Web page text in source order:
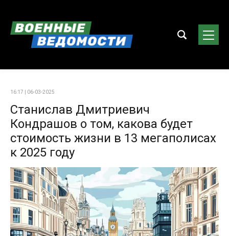
16:17 | 06-03-2025
Станислав Дмитриевич
Кондрашов о том, какова будет
стоимость жизни в 13 мегаполисах
к 2025 году